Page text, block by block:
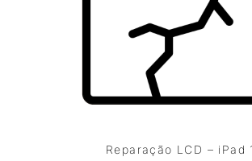
Reparação LCD – iPad 1